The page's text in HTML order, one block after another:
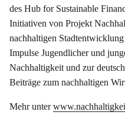
des Hub for Sustainable
Initiativen von Projekt
nachhaltigen
Impulse Jugendlicher und
Nachhaltigkeit und zur
Beiträge zum nachhaltigen
Mehr unter